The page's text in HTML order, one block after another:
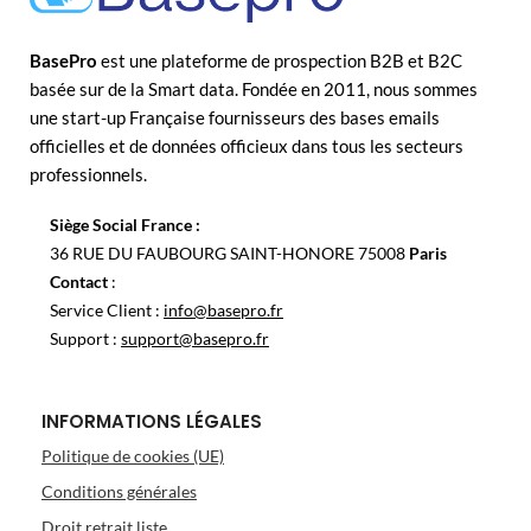
BasePro est une plateforme de prospection B2B et B2C
basée sur de la Smart data. Fondée en 2011, nous sommes
une start-up Française fournisseurs des bases emails
officielles et de données officieux dans tous les secteurs
professionnels.
Siège Social France :
36 RUE DU FAUBOURG SAINT-HONORE 75008 Paris
Contact :
Service Client : info@basepro.fr
Support : support@basepro.fr
INFORMATIONS LÉGALES
Politique de cookies (UE)
Conditions générales